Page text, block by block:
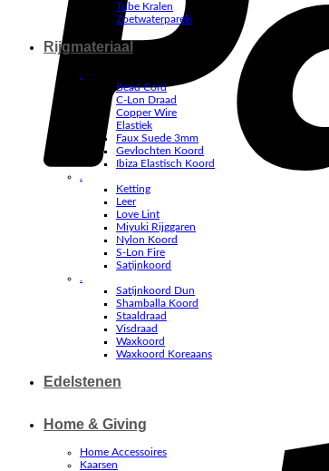
Tube Kralen
Zoetwaterparels
Rijgmateriaal
.
Bead Cord
C-Lon Draad
Copper Wire
Elastiek
Faux Suede 3mm
Gevlochten Koord
Ibiza Elastisch Koord
.
Ketting
Leer
Love Lint
Miyuki Rijggaren
Nylon Koord
S-Lon Fire
Satijnkoord
.
Satijnkoord Dun
Shamballa Koord
Staaldraad
Visdraad
Waxkoord
Waxkoord Koreaans
Edelstenen
Home & Giving
Home Accessoires
Kaarsen